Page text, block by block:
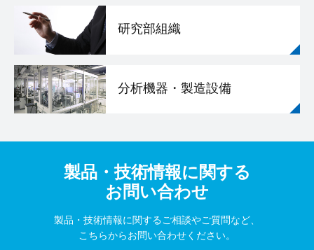
研究部組織
分析機器・製造設備
製品・技術情報に関する
お問い合わせ
製品・技術情報に関するご相談やご質問など、
こちらからお問い合わせください。